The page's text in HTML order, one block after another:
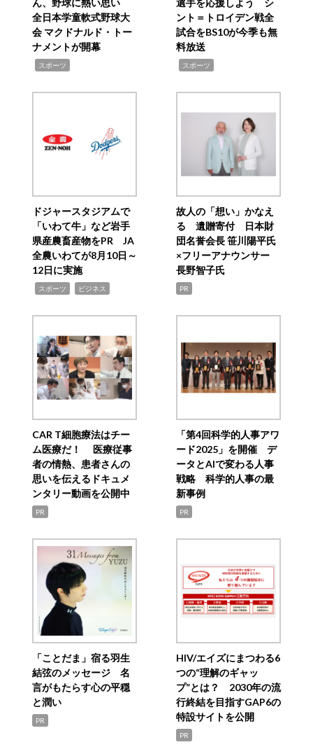
ん、野球に熱い思い
全日本学童軟式野球大
会 マクドナルド・トー
ナメントが開幕
スポーツ
選手を応援しよう シ
ント＝トロイデン戦全
試合をBS10が今季も無
料放送
スポーツ
ドジャースタジアムで
「いわて牛」など岩手
県産農畜産物をPR JA
全農いわてが8月10日～
12日に実施
スポーツ ビジネス
故人の「想い」かなえ
る 遺贈寄付 日本財
団名誉会長 笹川陽平氏
×フリーアナウンサー
長野智子氏
PR
CAR T細胞療法はチー
ム医療だ！ 医療従事
者の情熱、患者さんの
思いを伝えるドキュメ
ンタリー動画を公開中
PR
「第4回科学的人事アワ
ード2025」を開催 デ
ータとAIで変わる人事
戦略 科学的人事の最
新事例
PR
「ことだま」宿る羽生
結弦のメッセージ 名
言がもたらす心の平穏
と潤い
PR
HIV/エイズにまつわる6
つの“理解のギャッ
プ”とは？ 2030年の流
行終結を目指すGAP6の
特設サイトを公開
PR